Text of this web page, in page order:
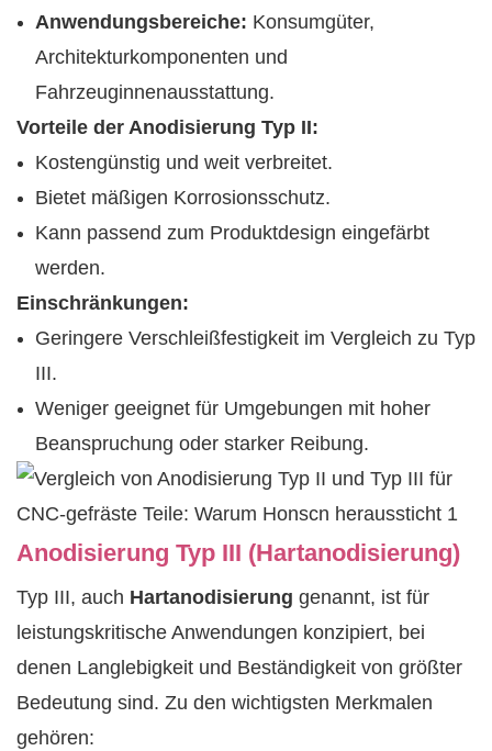
Anwendungsbereiche: Konsumgüter,
Architekturkomponenten und
Fahrzeuginnenausstattung.
Vorteile der Anodisierung Typ II:
Kostengünstig und weit verbreitet.
Bietet mäßigen Korrosionsschutz.
Kann passend zum Produktdesign eingefärbt
werden.
Einschränkungen:
Geringere Verschleißfestigkeit im Vergleich zu Typ
III.
Weniger geeignet für Umgebungen mit hoher
Beanspruchung oder starker Reibung.
Anodisierung Typ III (Hartanodisierung)
Typ III, auch Hartanodisierung genannt, ist für
leistungskritische Anwendungen konzipiert, bei
denen Langlebigkeit und Beständigkeit von größter
Bedeutung sind. Zu den wichtigsten Merkmalen
gehören: